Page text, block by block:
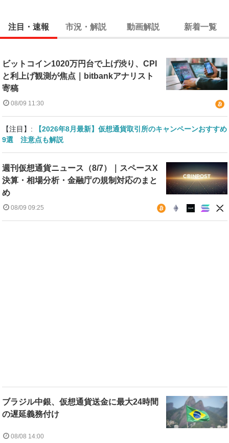
注目・速報 市況・解説 動画解説 新着一覧
ビットコイン1020万円台で上げ渋り、CPI
と利上げ観測が焦点｜bitbankアナリスト
寄稿
08/09 11:30
【注目】:
【2026年8月最新】仮想通貨取引所のキャンペーンおすすめ
9選 注意点も解説
週刊仮想通貨ニュース（8/7）｜スペースX
決算・相場分析・金融庁の規制対応のまと
め
08/09 09:25
ブラジル中銀、仮想通貨送金に最大24時間
の遅延義務付け
08/08 14:00